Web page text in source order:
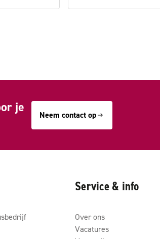
je
Neem contact op
Service & info
Over ons
Vacatures